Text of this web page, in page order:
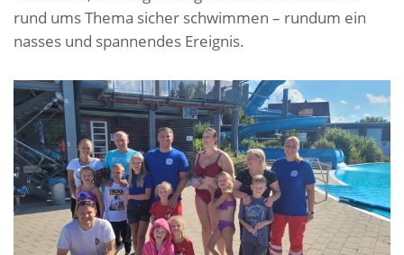
rund ums Thema sicher schwimmen – rundum ein
nasses und spannendes Ereignis.